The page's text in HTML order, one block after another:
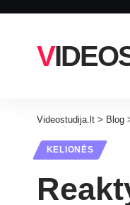
Videostudija.lt > Blog
KELIONĖS